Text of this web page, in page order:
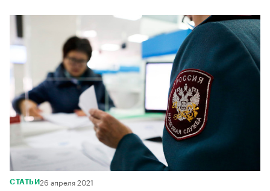
00:00 / 00:00
СТАТЬИ26 апреля 2021